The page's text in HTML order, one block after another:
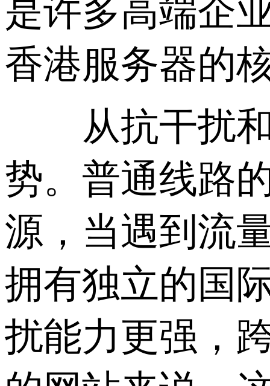
是许多高端企
香港服务器的
从抗干扰和
势。普通线路
源，当遇到流
拥有独立的国
扰能力更强，